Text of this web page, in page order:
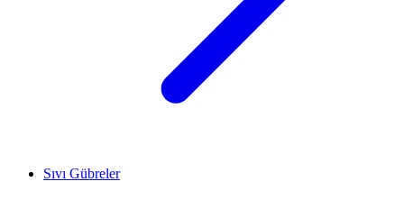
Sıvı Gübreler